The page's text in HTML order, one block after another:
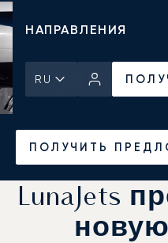
НАПРАВЛЕНИЯ
RU
ПОЛУЧИТЬ
LunaJets
новую